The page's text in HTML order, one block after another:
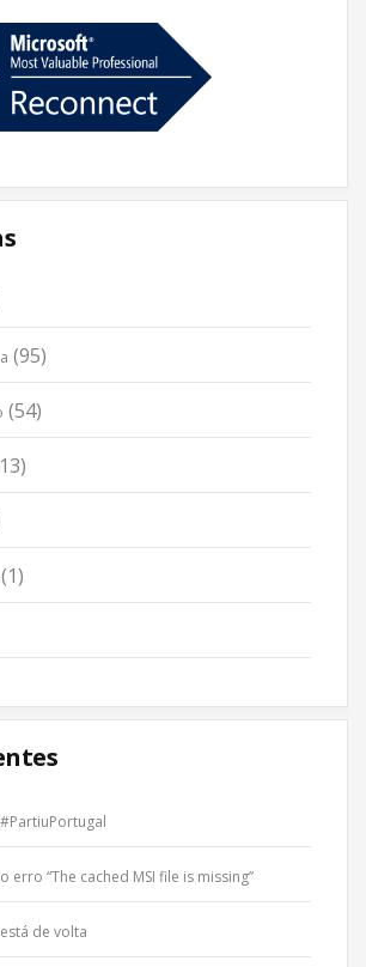
(95)
(54)
(1)
erro “The cached MSI file is missing”
está de volta